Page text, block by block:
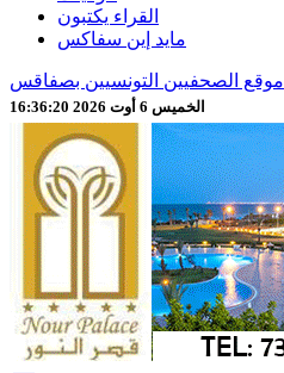
القراء يكتبون
مايد إين سفاكس
موقع الصحفيين التونسيين بصفاقس
الخميس 6 أوت 2026 16:36:22